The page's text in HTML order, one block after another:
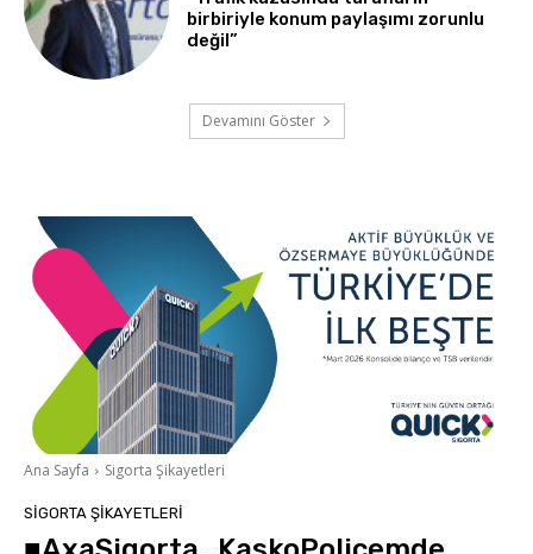
birbiriyle konum paylaşımı zorunlu
değil”
Devamını Göster